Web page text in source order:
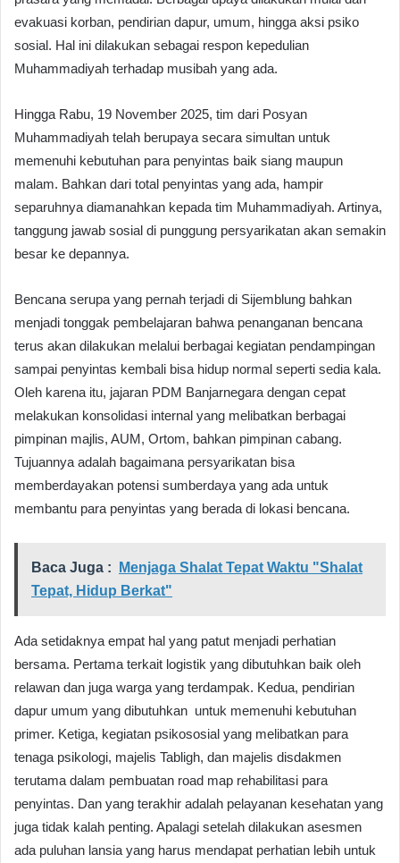
evakuasi korban, pendirian dapur, umum, hingga aksi psiko
sosial. Hal ini dilakukan sebagai respon kepedulian
Muhammadiyah terhadap musibah yang ada.
Hingga Rabu, 19 November 2025, tim dari Posyan
Muhammadiyah telah berupaya secara simultan untuk
memenuhi kebutuhan para penyintas baik siang maupun
malam. Bahkan dari total penyintas yang ada, hampir
separuhnya diamanahkan kepada tim Muhammadiyah. Artinya,
tanggung jawab sosial di punggung persyarikatan akan semakin
besar ke depannya.
Bencana serupa yang pernah terjadi di Sijemblung bahkan
menjadi tonggak pembelajaran bahwa penanganan bencana
terus akan dilakukan melalui berbagai kegiatan pendampingan
sampai penyintas kembali bisa hidup normal seperti sedia kala.
Oleh karena itu, jajaran PDM Banjarnegara dengan cepat
melakukan konsolidasi internal yang melibatkan berbagai
pimpinan majlis, AUM, Ortom, bahkan pimpinan cabang.
Tujuannya adalah bagaimana persyarikatan bisa
memberdayakan potensi sumberdaya yang ada untuk
membantu para penyintas yang berada di lokasi bencana.
Baca Juga :
Menjaga Shalat Tepat Waktu "Shalat
Tepat, Hidup Berkat"
Ada setidaknya empat hal yang patut menjadi perhatian
bersama. Pertama terkait logistik yang dibutuhkan baik oleh
relawan dan juga warga yang terdampak. Kedua, pendirian
dapur umum yang dibutuhkan untuk memenuhi kebutuhan
primer. Ketiga, kegiatan psikososial yang melibatkan para
tenaga psikologi, majelis Tabligh, dan majelis disdakmen
terutama dalam pembuatan road map rehabilitasi para
penyintas. Dan yang terakhir adalah pelayanan kesehatan yang
juga tidak kalah penting. Apalagi setelah dilakukan asesmen
ada puluhan lansia yang harus mendapat perhatian lebih untuk